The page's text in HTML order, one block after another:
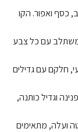
כסף ואפור. הקו
עם כל צבע
חלקם עם גדילים
וגדיל כותנה,
ועלה, מתאימים